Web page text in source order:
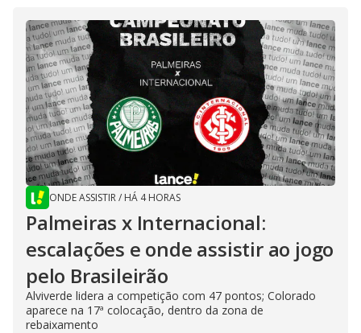
ONDE ASSISTIR/ HÁ 4 HORAS
Palmeiras x Internacional:
escalações e onde assistir ao jogo
pelo Brasileirão
Alviverde lidera a competição com 47 pontos; Colorado
aparece na 17ª colocação, dentro da zona de
rebaixamento